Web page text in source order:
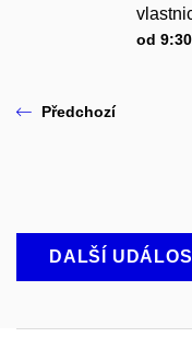
od
Předchozí
DALŠÍ